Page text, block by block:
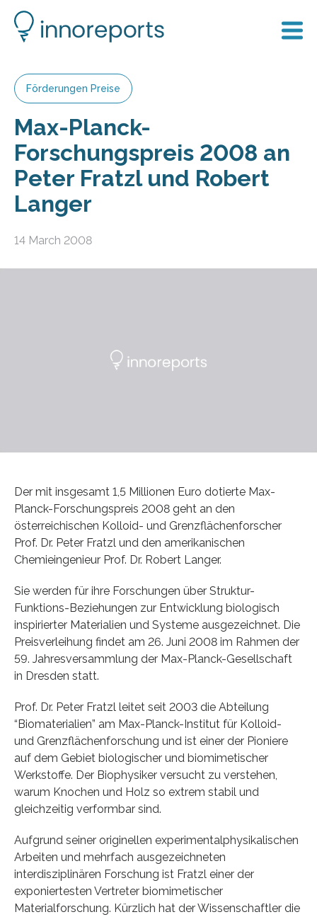
Förderungen Preise
Max-Planck-
Forschungspreis 2008 an
Peter Fratzl und Robert
Langer
14 March 2008
Der mit insgesamt 1,5 Millionen Euro dotierte Max-
Planck-Forschungspreis 2008 geht an den
österreichischen Kolloid- und Grenzflächenforscher
Prof. Dr. Peter Fratzl und den amerikanischen
Chemieingenieur Prof. Dr. Robert Langer.
Sie werden für ihre Forschungen über Struktur-
Funktions-Beziehungen zur Entwicklung biologisch
inspirierter Materialien und Systeme ausgezeichnet. Die
Preisverleihung findet am 26. Juni 2008 im Rahmen der
59. Jahresversammlung der Max-Planck-Gesellschaft
in Dresden statt.
Prof. Dr. Peter Fratzl leitet seit 2003 die Abteilung
“Biomaterialien” am Max-Planck-Institut für Kolloid-
und Grenzflächenforschung und ist einer der Pioniere
auf dem Gebiet biologischer und biomimetischer
Werkstoffe. Der Biophysiker versucht zu verstehen,
warum Knochen und Holz so extrem stabil und
gleichzeitig verformbar sind.
Aufgrund seiner originellen experimentalphysikalischen
Arbeiten und mehrfach ausgezeichneten
interdisziplinären Forschung ist Fratzl einer der
exponiertesten Vertreter biomimetischer
Materialforschung. Kürzlich hat der Wissenschaftler die